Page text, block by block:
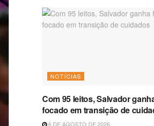
NOTÍCIAS
Com 95 leitos, Salvador
focado em transição de
6 DE AGOSTO DE 2026